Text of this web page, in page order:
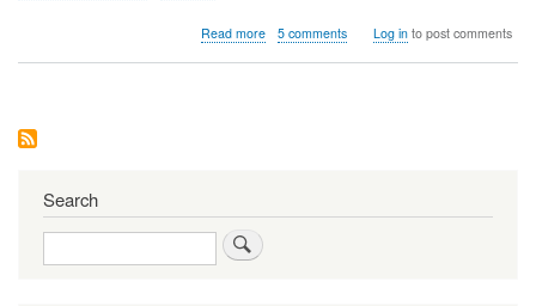
Read moreabout
5 comments Log into post comments
Search
Search